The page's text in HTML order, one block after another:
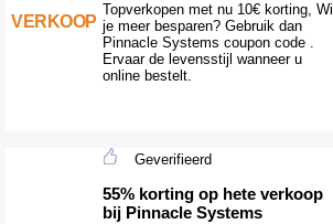
VERKOOP
Topverkopen met nu 10€ korting, Wil
je meer besparen? Gebruik dan
Pinnacle Systems coupon code .
Ervaar de levensstijl wanneer u
online bestelt.
Geverifieerd
55% korting op hete verkoop
bij Pinnacle Systems